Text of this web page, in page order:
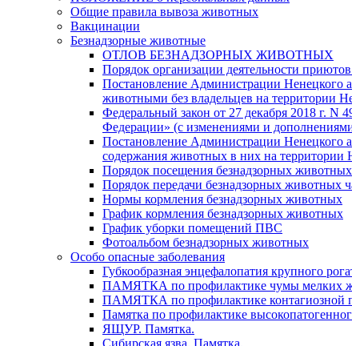
Общие правила вывоза животных
Вакцинации
Безнадзорные животные
ОТЛОВ БЕЗНАДЗОРНЫХ ЖИВОТНЫХ
Порядок организации деятельности
Постановление Администрации Ненецкого
животными без владельцев на территории
Федеральный закон от 27 декабря 2018 г.
Федерации» (с изменениями и
Постановление Администрации Ненецкого
содержания животных в них на территории
Порядок посещения безнадзорных
Порядок передачи безнадзорных животных
Нормы кормления безнадзорных животных
График кормления безнадзорных животных
График уборки помещений ПВС
Фотоальбом безнадзорных животных
Особо опасные заболевания
Губкообразная энцефалопатия крупного
ПАМЯТКА по профилактике чумы мелких
ПАМЯТКА по профилактике контагиозной
Памятка по профилактике
ЯЩУР. Памятка.
Сибирская язва. Памятка.